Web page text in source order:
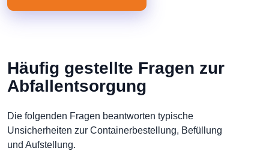
Häufig gestellte Fragen zur
Abfallentsorgung
Die folgenden Fragen beantworten typische
Unsicherheiten zur Containerbestellung, Befüllung
und Aufstellung.